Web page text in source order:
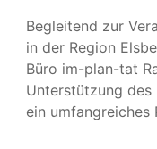
Begleitend zur
in der Region
Büro im-plan-tat
Unterstützung des
ein umfangreiches